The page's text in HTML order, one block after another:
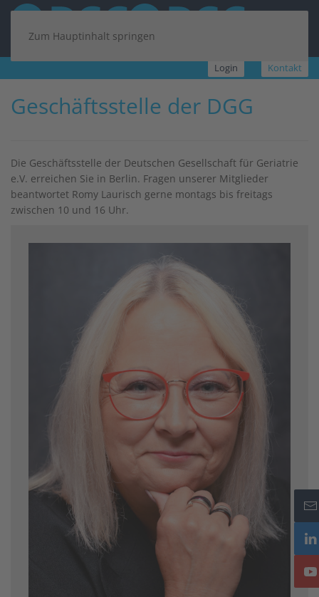
Zum Hauptinhalt springen
Login Kontakt
Geschäftsstelle der DGG
Die Geschäftsstelle der Deutschen Gesellschaft für Geriatrie
e.V. erreichen Sie in Berlin. Fragen unserer Mitglieder
beantwortet Romy Laurisch gerne montags bis freitags
zwischen 10 und 16 Uhr.